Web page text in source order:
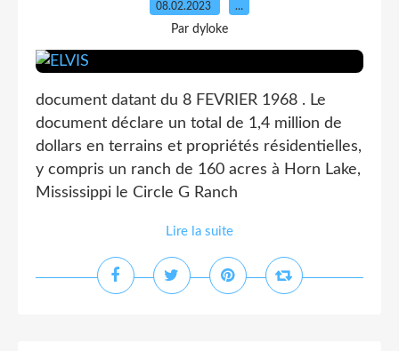
08.02.2023 …
Par dyloke
document datant du 8 FEVRIER 1968 . Le
document déclare un total de 1,4 million de
dollars en terrains et propriétés résidentielles,
y compris un ranch de 160 acres à Horn Lake,
Mississippi le Circle G Ranch
Lire la suite